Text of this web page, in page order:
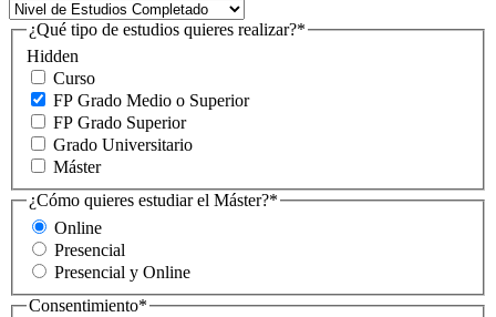
Hidden
¿Qué tipo de estudios quieres realizar?*
Curso
FP Grado Medio o Superior
FP Grado Superior
Grado Universitario
Máster
¿Cómo quieres estudiar el Máster?*
Online
Presencial
Presencial y Online
Consentimiento*